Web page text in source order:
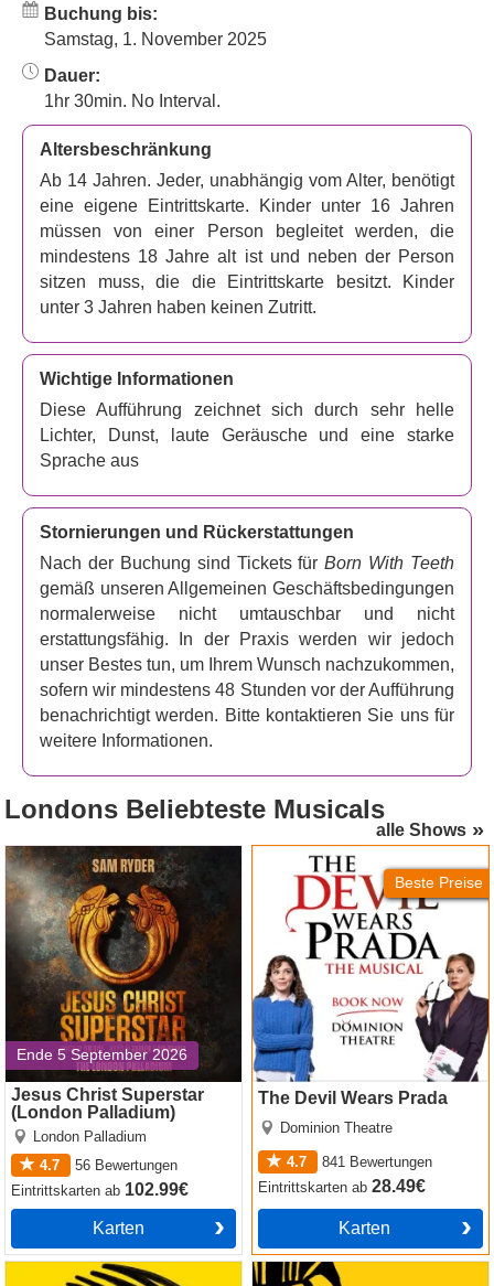
Worum geht es in„Born With Teeth“
William Shakespeare und Christopher Marlowe – zwei
brillante Köpfe, Giganten der Londoner Theaterszene und
literarische Rivalen, die sich gegenseitig inspirieren und
oft behindern. Bei drei geheimen Treffen in einem
Londoner Pub liefern sie sich einen Kampf der Intelligenz
und Verführung und bündeln ihre kreativen Kräfte vor
dem Hintergrund politischer Spielchen und Spionage.
„Born With Teeth“ist ein brandneues Originalstück von
Liz Duffy, das die viel diskutierte Beziehung zwischen
Shakespeare und Marlowe (Mitarbeiter? Rivalen? Oder
doch mehr?) in dieser spannenden Geschichte voller
Wortwitz und Witz neu interpretiert. In Interviews
beschriebNcuti Gatwadas Stück als „klug, düster, sexy,
knallhart und witzig“, undEdward Bluemel
drückte seine
Begeisterung darüber aus, „in die Fußstapfen des jungen
William Shakespeare zu treten“.
Das Stück wird am13.August im Wyndham's Theatre im
West End uraufgeführt und läuft dort für elf Wochen.
Verpassen Sie also nicht Ihre Chance, diese originelle,
düstere und sexy Geschichte zu erleben, die zwei
literarische Ikonen auf eine Weise präsentiert, wie Sie sie
noch nie zuvor gesehen haben.
Buchung bis:
Samstag, 1. November 2025
Dauer:
1hr 30min. No Interval.
Altersbeschränkung
Ab 14 Jahren. Jeder, unabhängig vom Alter, benötigt
eine eigene Eintrittskarte. Kinder unter 16 Jahren
müssen von einer Person begleitet werden, die
mindestens 18 Jahre alt ist und neben der Person
sitzen muss, die die Eintrittskarte besitzt. Kinder
unter 3 Jahren haben keinen Zutritt.
Wichtige Informationen
Diese Aufführung zeichnet sich durch sehr helle
Lichter, Dunst, laute Geräusche und eine starke
Sprache aus
Stornierungen und Rückerstattungen
Nach der Buchung sind Tickets fürBorn With Teeth
gemäß unseren Allgemeinen Geschäftsbedingungen
normalerweise nicht umtauschbar und nicht
erstattungsfähig. In der Praxis werden wir jedoch
unser Bestes tun, um Ihrem Wunsch nachzukommen,
sofern wir mindestens 48 Stunden vor der Aufführung
benachrichtigt werden. Bitte kontaktieren Sie uns für
weitere Informationen.
alle Shows
Londons Beliebteste Musicals
Ende 5 September 2026
Jesus Christ Superstar
(London Palladium)
London Palladium
4.7
56 Bewertungen
Eintrittskartenab 102.99€
Karten
Jesus Christ Superstar
(London Palladium)
Beste Preise
The Devil Wears Prada
Dominion Theatre
4.7 841 Bewertungen
Eintrittskartenab28.49€
Karten
The Devil Wears Prada
Operation Mincemeat The Lion King